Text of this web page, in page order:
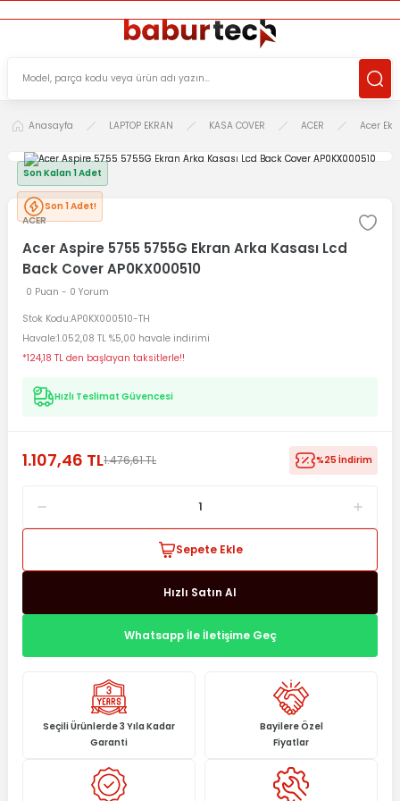
Anasayfa LAPTOP EKRAN KASA COVER ACER Acer
Son Kalan 1 Adet
Son 1 Adet!
ACER
Acer Aspire 5755 5755G Ekran Arka Kasası Lcd
Back Cover AP0KX000510
0 Puan - 0 Yorum
Stok Kodu AP0KX000510-TH
Havale1.052,08 TL %5,00 havale indirimi
*124,18 TL den başlayan taksitlerle!!
Hızlı Teslimat Güvencesi
1.107,46 TL1.476,61 TL %25 İndirim
Sepete Ekle
Hızlı Satın Al
Whatsapp İle İletişime Geç
Seçili Ürünlerde 3 Yıla Kadar
Garanti
Bayilere Özel
Fiyatlar